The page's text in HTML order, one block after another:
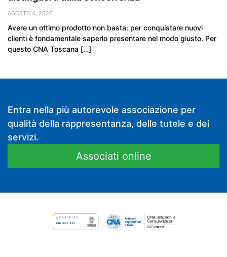
AGOSTO 4, 2026
Avere un ottimo prodotto non basta: per conquistare nuovi
clienti è fondamentale saperlo presentare nel modo giusto. Per
questo CNA Toscana […]
Entra nella più autorevole associazione per
qualità della rappresentanza, delle tutele e dei
servizi.
Associati online